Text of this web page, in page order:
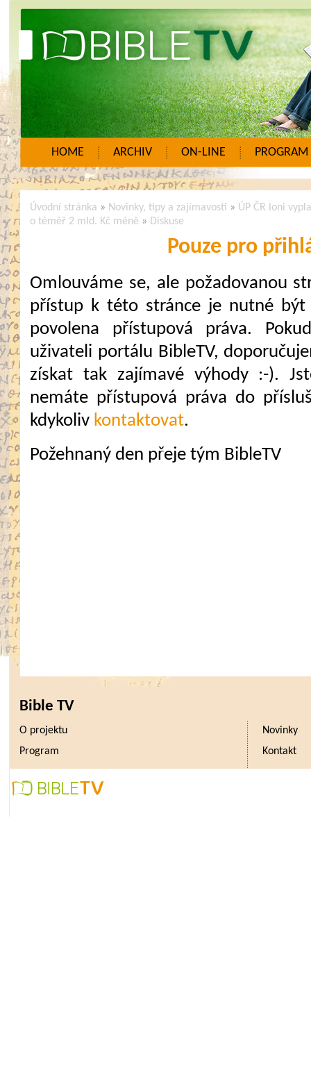
HOME ARCHIV ON-LINE PROGRAM
Úvodní stránka » Novinky, tipy a zajímavosti » ÚP ČR loni
o téměř 2 mld. Kč méně » Diskuse
Pouze pro
Omlouváme se, ale požadovanou
přístup k této stránce je nutné
povolena přístupová práva.
uživateli portálu BibleTV,
získat tak zajímavé výhody :-).
nemáte přístupová práva do
kdykoliv kontaktovat.
Požehnaný den přeje tým BibleTV
Bible TV
O projektu
Novinky
Program
Kontakt